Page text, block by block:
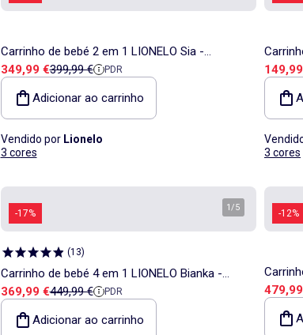
Carrinho de bebé 2 em 1 LIONELO Sia -
Ultraleve - Conjunto compacto - Capota - Capa
de chuva
Preço de venda
349,99 €Preço de referência
399,99 € PDR
Adicionar ao carrinho
Vendido por Lionelo
3 cores
Plus -
Preço
3 cores
-17%
1/5
(13)
Carrinho de bebé 4 em 1 LIONELO Bianka -
Carrinho de bebé + Alcofa + Cadeira auto +
Base ISOFIX
Preço de venda
369,99 €Preço de referência
449,99 € PDR
Adicionar ao carrinho
-12%
22 kg -
Preço